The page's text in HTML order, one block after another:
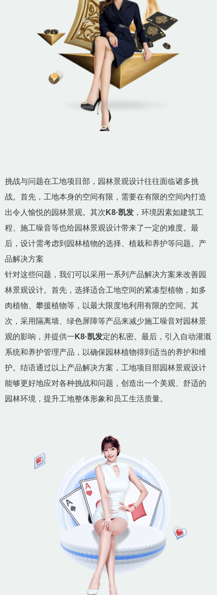
挑战与问题在工地项目部，园林景观设计往往面临诸多挑
战。首先，工地本身的空间有限，需要在有限的空间内打造
出令人愉悦的园林景观。其次 K8·凯发 ，环境因素如建筑工
程、施工噪音等也给园林景观设计带来了一定的难度。最
后，设计需考虑到园林植物的选择、植栽和养护等问题。产
品解决方案
针对这些问题，我们可以采用一系列产品解决方案来改善园
林景观设计。首先，选择适合工地空间的紧凑型植物，如多
肉植物、攀援植物等，以最大限度地利用有限的空间。其
次，采用隔离墙、绿色屏障等产品来减少施工噪音对园林景
观的影响，并提供一 K8·凯发定的私密。最后，引入自动灌溉
系统和养护管理产品，以确保园林植物得到适当的养护和维
护。结语通过以上产品解决方案，工地项目部园林景观设计
能够更好地应对各种挑战和问题，创造出一个美观、舒适的
园林环境，提升工地整体形象和员工生活质量。